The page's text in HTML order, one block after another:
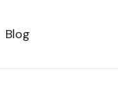
Blog